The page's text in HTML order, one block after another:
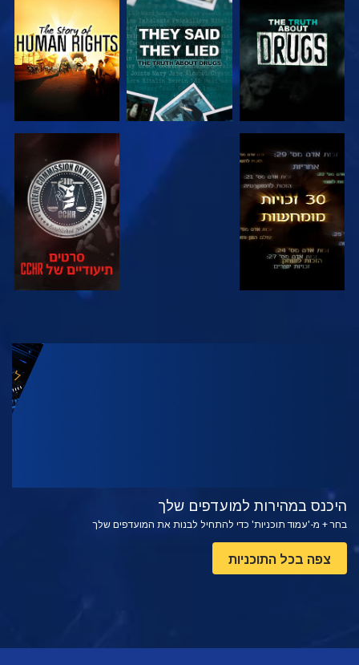
צפה צפה
צפה צפה
בדוק את הסדרה
היכנס במהירות למועדפים שלך
בחר + מ-'עמוד תוכניות' כדי להתחיל לבנות את המועדפים שלך
צפה בכל התוכניות